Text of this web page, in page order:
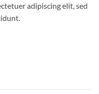
adipiscing elit, sed